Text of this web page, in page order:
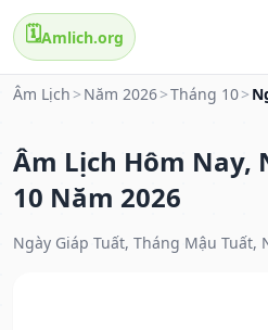
🗓️Amlich.org
Âm Lịch > Năm 2026>Tháng 10>
Âm Lịch Hôm Nay,
10 Năm 2026
Ngày Giáp Tuất, Tháng Mậu Tuất,